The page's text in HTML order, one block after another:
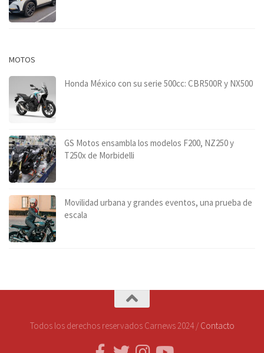
MOTOS
Honda México con su serie 500cc: CBR500R y NX500
GS Motos ensambla los modelos F200, NZ250 y
T250x de Morbidelli
Movilidad urbana y grandes eventos, una prueba de
escala
Todos los derechos reservados Carnews 2024 / Contacto